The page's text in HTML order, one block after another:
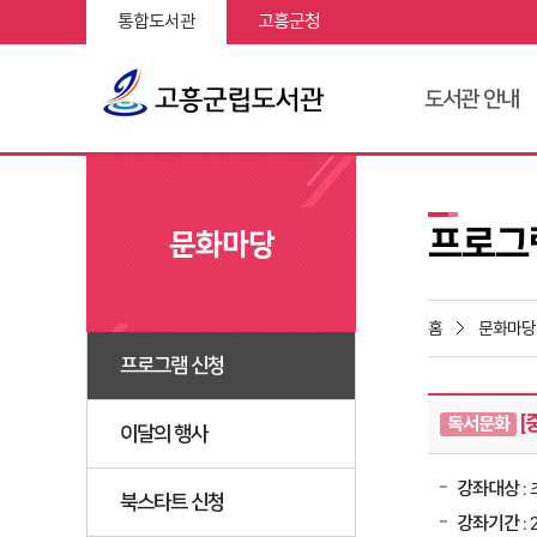
통합도서관 고흥군청
도서관 안내
문화마당
프로그램 신청
이달의 행사
북스타트 신청
프로
홈 문화마당
독서문화 [
강좌대상:
강좌기간: